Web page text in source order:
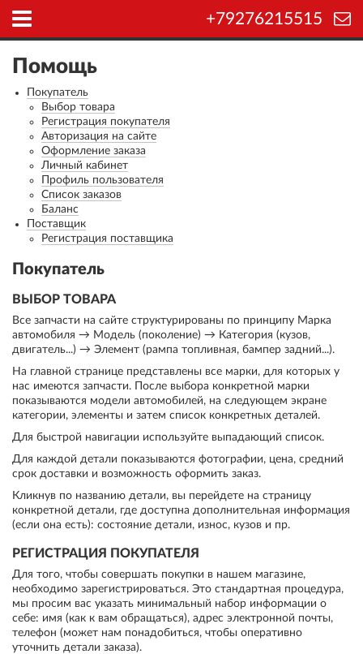
+79276215515
Помощь
Покупатель
Выбор товара
Регистрация покупателя
Авторизация на сайте
Оформление заказа
Личный кабинет
Профиль пользователя
Список заказов
Баланс
Поставщик
Регистрация поставщика
Покупатель
ВЫБОР ТОВАРА
Все запчасти на сайте структурированы по принципу Марка
автомобиля → Модель (поколение) → Категория (кузов,
двигатель...) → Элемент (рампа топливная, бампер задний...).
На главной странице представлены все марки, для которых у
нас имеются запчасти. После выбора конкретной марки
показываются модели автомобилей, на следующем экране
категории, элементы и затем список конкретных деталей.
Для быстрой навигации используйте выпадающий список.
Для каждой детали показываются фотографии, цена, средний
срок доставки и возможность оформить заказ.
Кликнув по названию детали, вы перейдете на страницу
конкретной детали, где доступна дополнительная информация
(если она есть): состояние детали, износ, кузов и пр.
РЕГИСТРАЦИЯ ПОКУПАТЕЛЯ
Для того, чтобы совершать покупки в нашем магазине,
необходимо зарегистрироваться. Это стандартная процедура,
мы просим вас указать минимальный набор информации о
себе: имя (как к вам обращаться), адрес электронной почты,
телефон (может нам понадобиться, чтобы оперативно
уточнить детали заказа).